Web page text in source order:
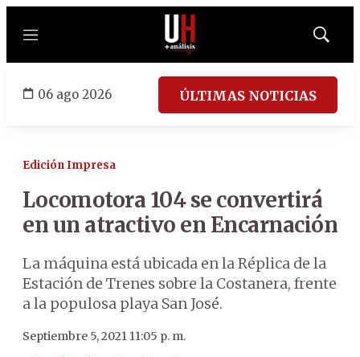
Menú
Mostrar
06 ago 2026 ÚLTIMAS NOTICIAS
Edición Impresa
Locomotora 104 se convertirá
en un atractivo en Encarnación
La máquina está ubicada en la Réplica de la
Estación de Trenes sobre la Costanera, frente
a la populosa playa San José.
Septiembre 5, 2021 11:05 p. m.